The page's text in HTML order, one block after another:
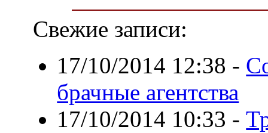
Свежие записи:
17/10/2014 12:38 -
брачные агентства
17/10/2014 10:33 -